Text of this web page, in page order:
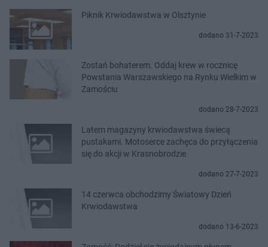
Piknik Krwiodawstwa w Olsztynie
dodano 31-7-2023
Zostań bohaterem. Oddaj krew w rocznicę
Powstania Warszawskiego na Rynku Wielkim w
Zamościu
dodano 28-7-2023
Latem magazyny krwiodawstwa świecą
pustakami. Motoserce zachęca do przyłączenia
się do akcji w Krasnobrodzie
dodano 27-7-2023
14 czerwca obchodzimy Światowy Dzień
Krwiodawstwa
dodano 13-6-2023